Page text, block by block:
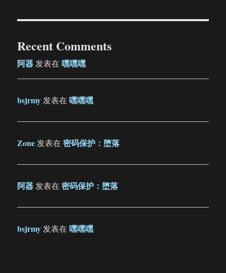
Recent Comments
阿器发表在嘿嘿嘿
bsjrmy发表在嘿嘿嘿
Zone发表在密码保护：堕落
阿器发表在密码保护：堕落
bsjrmy发表在嘿嘿嘿